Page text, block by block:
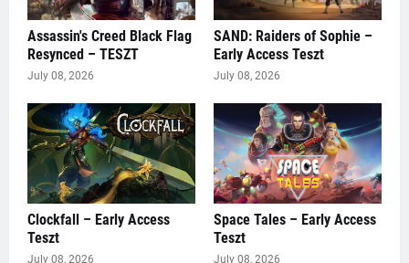
Assassin's Creed Black Flag
Resynced – TESZT
July 08, 2026
SAND: Raiders of Sophie –
Early Access Teszt
July 08, 2026
Clockfall – Early Access
Teszt
July 08, 2026
Space Tales – Early Access
Teszt
July 08, 2026